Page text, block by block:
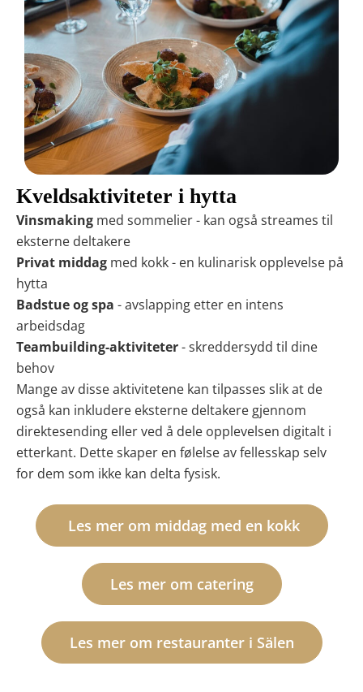
Kveldsaktiviteter i hytta
Vinsmaking med sommelier - kan også streames til
eksterne deltakere
Privat middag med kokk - en kulinarisk opplevelse på
hytta
Badstue og spa - avslapping etter en intens
arbeidsdag
Teambuilding-aktiviteter- skreddersydd til dine
behov
Mange av disse aktivitetene kan tilpasses slik at de
også kan inkludere eksterne deltakere gjennom
direktesending eller ved å dele opplevelsen digitalt i
etterkant. Dette skaper en følelse av fellesskap selv
for dem som ikke kan delta fysisk.
Les mer om middag med en kokk
Les mer om catering
Les mer om restauranter i Sälen